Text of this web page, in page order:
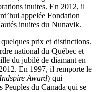
inuites. En 2012, il
appelée Fondation
inuites du Nunavik.
prix et distinctions.
national du Québec et
du jubilé de diamant en
En 1997, il remporte le
Indspire Award) qui
Peuples du Canada qui se